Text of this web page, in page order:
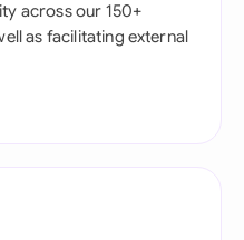
across our 150+
as facilitating external